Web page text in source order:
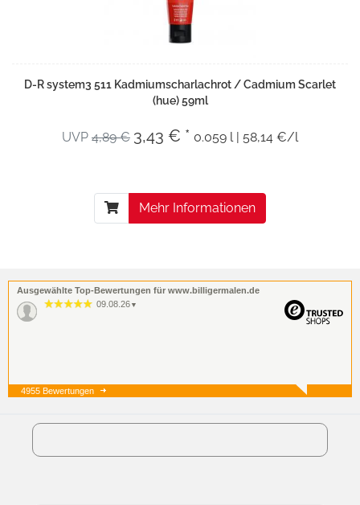
D-R system3 511 Kadmiumscharlachrot / Cadmium Scarlet
(hue) 59ml
UVP 4,89 € 3,43 € * 0.059 l | 58,14 €/l
Mehr Informationen
Ausgewählte Top-Bewertungen für www.billigermalen.de
09.08.26 ▼
07.08.26 ▼
4955 Bewertungen